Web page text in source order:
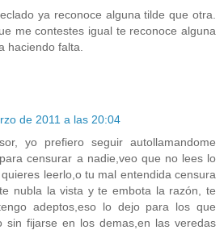
ya reconoce alguna tilde que otra.
me contestes igual te reconoce alguna
haciendo falta.
de 2011 a las 20:04
yo prefiero seguir autollamandome
censurar a nadie,veo que no lees lo
leerlo,o tu mal entendida censura
nubla la vista y te embota la razón, te
adeptos,eso lo dejo para los que
sin fijarse en los demas,en las veredas